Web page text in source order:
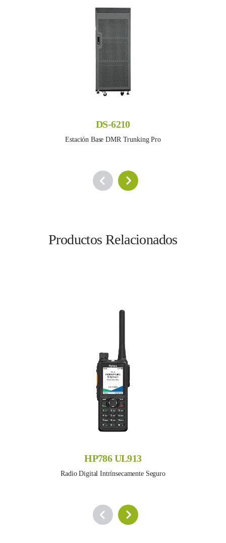
DS-6210
Estación Base DMR Trunking Pro
Productos Relacionados
HP786 UL913
Radio Digital Intrínsecamente Seguro